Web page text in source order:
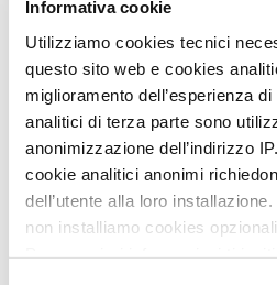
Informativa cookie
Utilizziamo cookies tecnici
questo sito web e cookies
miglioramento dell’esperienza
analitici di terza parte sono
anonimizzazione dell’indirizzo
cookie analitici anonimi
dell’utente alla loro
non installiamo cookies
Malattie autoimmuni
Malattie
Malattie genetiche -Malattie
Malattie neurologiche -Malattie
Malattie sessualmente trasmesse
Malinconia -Martirio -
Mastectomia